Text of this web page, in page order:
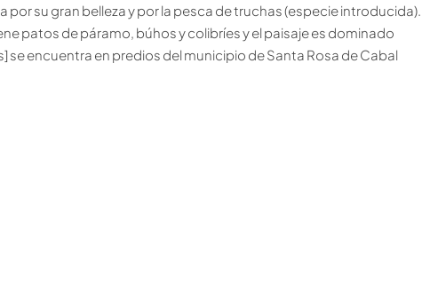
su gran belleza y por la pesca de truchas (especie introducida).
patos de páramo, búhos y colibríes y el paisaje es dominado
se encuentra en predios del municipio de Santa Rosa de Cabal